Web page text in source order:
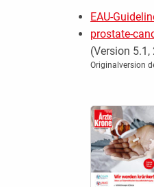
EAU-
prostate-
(Version 5.1,
Originalversion